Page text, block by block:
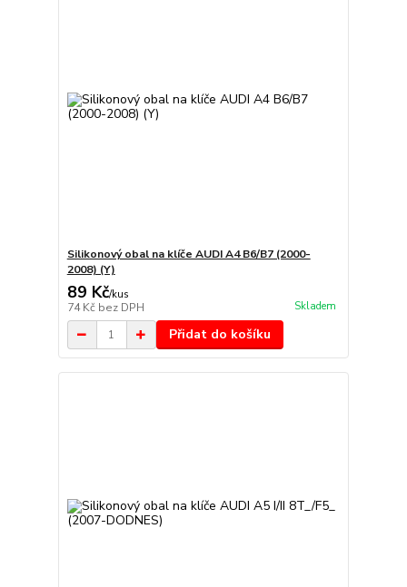
Silikonový obal na klíče AUDI A4 B6/B7 (2000-
2008) (Y)
89 Kč/kus
74 Kč bez DPH Skladem
Přidat do košíku